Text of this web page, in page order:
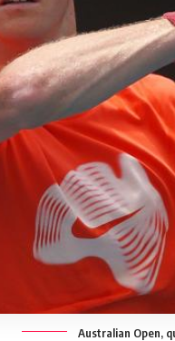
Australian Open,